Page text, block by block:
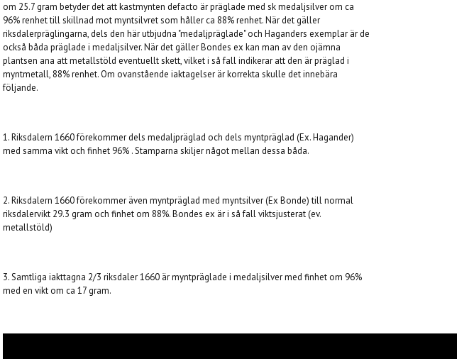
om 25.7 gram betyder det att kastmynten defacto är präglade med sk medaljsilver om ca
96% renhet till skillnad mot myntsilvret som håller ca 88% renhet. När det gäller
riksdalerpräglingarna, dels den här utbjudna "medaljpräglade" och Haganders exemplar är de
också båda präglade i medaljsilver. När det gäller Bondes ex kan man av den ojämna
plantsen ana att metallstöld eventuellt skett, vilket i så fall indikerar att den är präglad i
myntmetall, 88% renhet. Om ovanstående iaktagelser är korrekta skulle det innebära
följande.
1. Riksdalern 1660 förekommer dels medaljpräglad och dels myntpräglad (Ex. Hagander)
med samma vikt och finhet 96% . Stamparna skiljer något mellan dessa båda.
2. Riksdalern 1660 förekommer även myntpräglad med myntsilver (Ex Bonde) till normal
riksdalervikt 29.3 gram och finhet om 88%. Bondes ex är i så fall viktsjusterat (ev.
metallstöld)
3. Samtliga iakttagna 2/3 riksdaler 1660 är myntpräglade i medaljsilver med finhet om 96%
med en vikt om ca 17 gram.